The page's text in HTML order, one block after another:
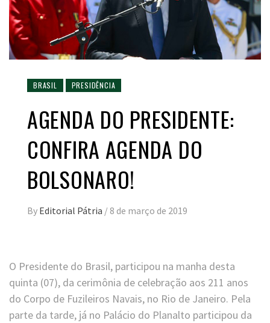
BRASIL PRESIDÊNCIA
AGENDA DO PRESIDENTE:
CONFIRA AGENDA DO
BOLSONARO!
By Editorial Pátria /8 de março de 2019
O Presidente do Brasil, participou na manha desta
quinta (07), da cerimônia de celebração aos 211 anos
do Corpo de Fuzileiros Navais, no Rio de Janeiro. Pela
parte da tarde, já no Palácio do Planalto participou da